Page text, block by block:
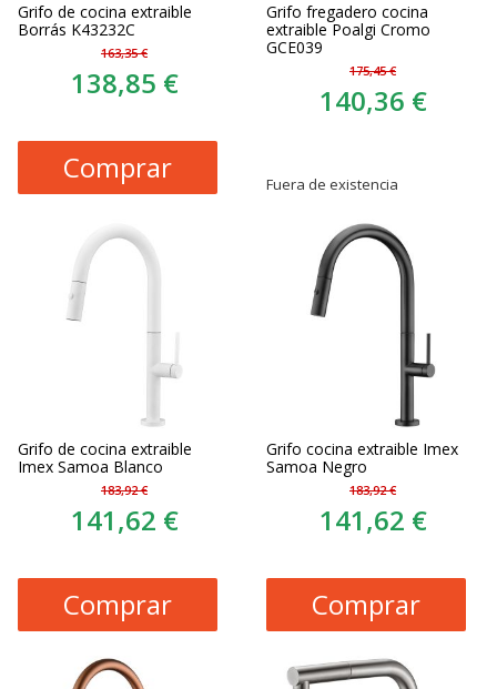
Grifo de cocina extraible
Borrás K43232C
163,35 €
138,85 €
Comprar
Grifo fregadero cocina
extraible Poalgi Cromo
GCE039
175,45 €
140,36 €
Fuera de existencia
Grifo de cocina extraible
Imex Samoa Blanco
183,92 €
141,62 €
Comprar
Grifo cocina extraible Imex
Samoa Negro
183,92 €
141,62 €
Comprar